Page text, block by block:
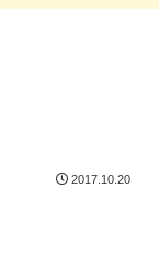
2017.10.20